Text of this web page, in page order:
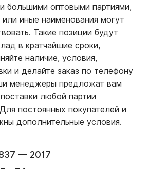
большими оптовыми партиями,
иные наименования могут
Такие позиции будут
в кратчайшие сроки,
наличие, условия,
и делайте заказ по телефону
менеджеры предложат вам
любой партии
постоянных покупателей и
дополнительные условия.
— 2017